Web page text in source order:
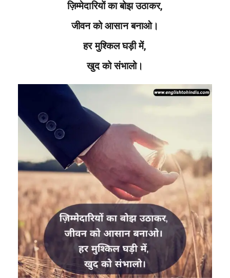
ज़िम्मेदारियों का बोझ उठाकर,
जीवन को आसान बनाओ।
हर मुश्किल घड़ी में,
खुद को संभालो।